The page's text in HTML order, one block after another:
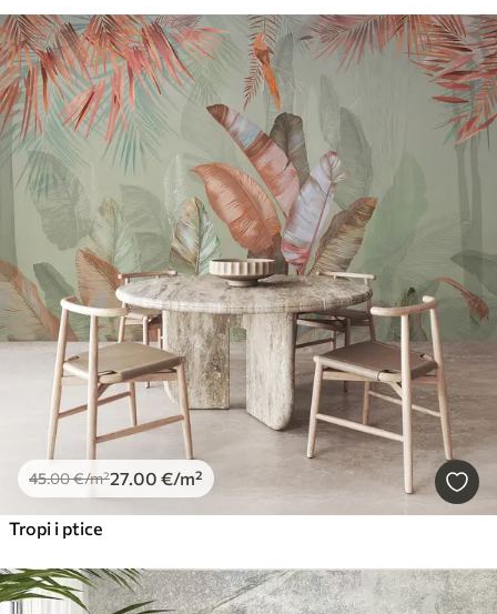
45.00€/m²27 .00 €/m²
Tropi i ptice